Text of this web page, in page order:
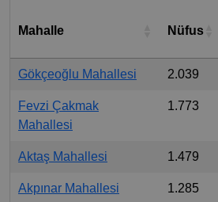
Mahalle Nüfus
Gökçeoğlu Mahallesi 2.039
Fevzi Çakmak
Mahallesi
1.773
Aktaş Mahallesi 1.479
Akpınar Mahallesi 1.285